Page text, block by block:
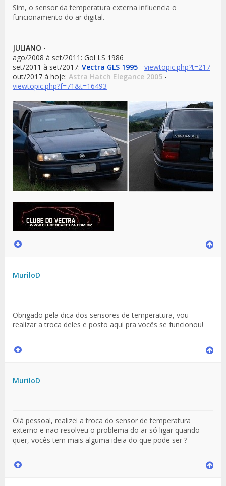
Sim, o sensor da temperatura externa influencia o
funcionamento do ar digital.
JULIANO -
ago/2008 à set/2011: Gol LS 1986
set/2011 à set/2017: Vectra GLS 1995 - viewtopic.php?t=217
out/2017 à hoje: Astra Hatch Elegance 2005 -
viewtopic.php?f=71&t=16493
MuriloD
Obrigado pela dica dos sensores de temperatura, vou
realizar a troca deles e posto aqui pra vocês se funcionou!
MuriloD
Olá pessoal, realizei a troca do sensor de temperatura
externo e não resolveu o problema do ar só ligar quando
quer, vocês tem mais alguma ideia do que pode ser ?